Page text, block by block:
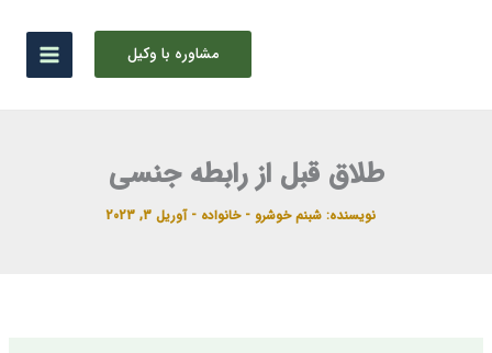
مشاوره با وکیل
طلاق قبل از رابطه جنسی
نویسنده: شبنم خوشرو -خانواده -آوریل 3, 2023